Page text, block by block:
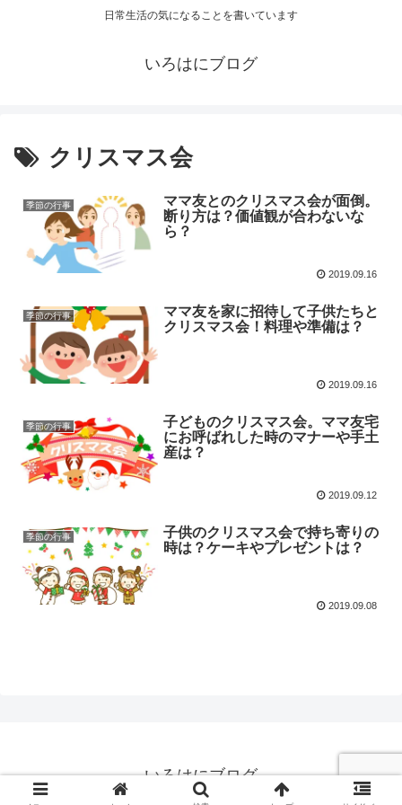
日常生活の気になることを書いています
いろはにブログ
クリスマス会
季節の行事
ママ友とのクリスマス会が面倒。
断り方は？価値観が合わないな
ら？
2019.09.16
季節の行事
ママ友を家に招待して子供たちと
クリスマス会！料理や準備は？
2019.09.16
季節の行事
子どものクリスマス会。ママ友宅
にお呼ばれした時のマナーや手土
産は？
2019.09.12
季節の行事
子供のクリスマス会で持ち寄りの
時は？ケーキやプレゼントは？
2019.09.08
いろはにブログ
© 2018 いろはにブログ.